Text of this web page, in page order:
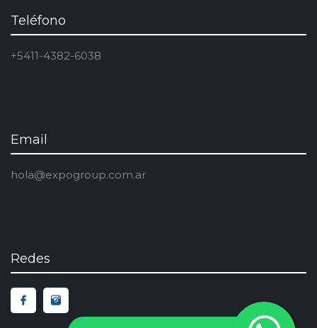
Teléfono
+5411-4382-6038
Email
hola@expogroup.com.ar
Redes